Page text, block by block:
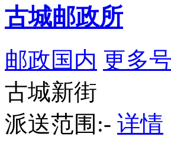
古城邮政所
邮政国内 更多
古城新街
派送范围:- 详情